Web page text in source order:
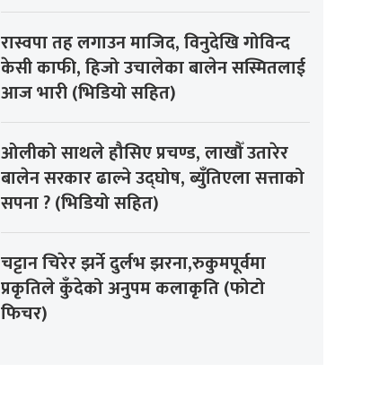
रास्वपा तह लगाउन माजिद, विनुदेखि गोविन्द
केसी काफी, हिजो उचालेका बालेन सस्मितलाई
आज भारी (भिडियो सहित)
ओलीको साथले हौसिए प्रचण्ड, लाखौँ उतारेर
बालेन सरकार ढाल्ने उद्घोष, ब्युँतिएला सत्ताको
सपना ? (भिडियो सहित)
चट्टान चिरेर झर्ने दुर्लभ झरना,रुकुमपूर्वमा
प्रकृतिले कुँदेको अनुपम कलाकृति (फोटो
फिचर)